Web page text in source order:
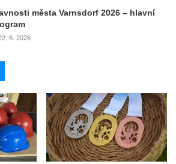
města Varnsdorf 2026 – hlavní
6. 2026